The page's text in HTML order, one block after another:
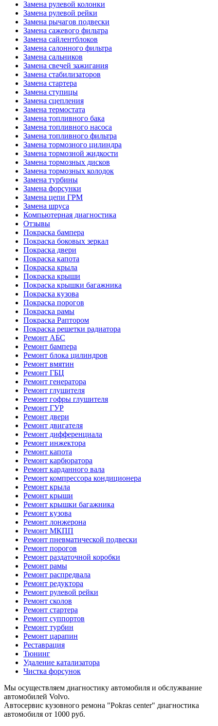
Замена рулевой колонки
Замена рулевой рейки
Замена рычагов подвески
Замена сажевого фильтра
Замена сайлентблоков
Замена салонного фильтра
Замена сальников
Замена свечей зажигания
Замена стабилизаторов
Замена стартера
Замена ступицы
Замена сцепления
Замена термостата
Замена топливного бака
Замена топливного насоса
Замена топливного фильтра
Замена тормозного цилиндра
Замена тормозной жидкости
Замена тормозных дисков
Замена тормозных колодок
Замена турбины
Замена форсунки
Замена цепи ГРМ
Замена шруса
Компьютерная диагностика
Отзывы
Покраска бампера
Покраска боковых зеркал
Покраска двери
Покраска капота
Покраска крыла
Покраска крыши
Покраска крышки багажника
Покраска кузова
Покраска порогов
Покраска рамы
Покраска Раптором
Покраска решетки радиатора
Ремонт АБС
Ремонт бампера
Ремонт блока цилиндров
Ремонт вмятин
Ремонт ГБЦ
Ремонт генератора
Ремонт глушителя
Ремонт гофры глушителя
Ремонт ГУР
Ремонт двери
Ремонт двигателя
Ремонт дифференциала
Ремонт инжектора
Ремонт капота
Ремонт карбюратора
Ремонт карданного вала
Ремонт компрессора кондиционера
Ремонт крыла
Ремонт крыши
Ремонт крышки багажника
Ремонт кузова
Ремонт лонжерона
Ремонт МКПП
Ремонт пневматической подвески
Ремонт порогов
Ремонт раздаточной коробки
Ремонт рамы
Ремонт распредвала
Ремонт редуктора
Ремонт рулевой рейки
Ремонт сколов
Ремонт стартера
Ремонт суппортов
Ремонт турбин
Ремонт царапин
Реставрация
Тюнинг
Удаление катализатора
Чистка форсунок
Мы осуществляем диагностику автомобиля и обслужвание
автомобилей Volvo.
Автосервис кузовного ремона "Pokras center" диагностика
автомобиля от 1000 руб.